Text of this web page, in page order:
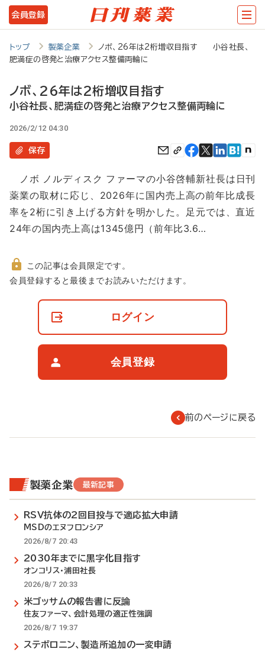
メ
イ
コ
テ
ツ
に
動
会員登録
トップ 製薬企業
ノボ、26年は2桁増収目指す 小谷社長、
肥満症の啓発と治療アクセス整備両輪に
ノボ、26年は2桁増収目指す
小谷社長、肥満症の啓発と治療アクセス整備両輪に
2026/2/12 04:30
保存
ノボ ノルディスク ファーマの小谷啓輔新社長は日刊
薬業の取材に応じ、2026年に国内売上高の前年比成長
率を2桁に引き上げる方針を明かした。足元では、直近
24年の国内売上高は1345億円（前年比3.6…
非
この記事は会員限定です。
会員登録すると最後までお読みいただけます。
ログイン
会員登録
前のページに戻る
製薬企業 最新記事
RSV抗体の2回目投与で適応拡大申請
MSDのエヌフロンシア
2026/8/7 20:43
2030年までに黒字化目指す
オンコリス・浦田社長
2026/8/7 20:33
米ゴッサムの報告書に反論
住友ファーマ、会計処理の適正性強調
2026/8/7 19:37
ステボロニン、製造所追加の一変申請